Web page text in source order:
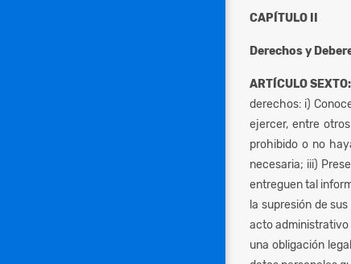
CAPÍTULO II
Derechos y
ARTÍCULO
derechos: i)
ejercer, entre
prohibido o no
necesaria; iii)
entreguen tal
la supresión de
acto administrativo
una obligación